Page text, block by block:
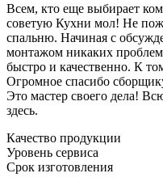
Всем, кто еще выбирает
советую Кухни мол! Не
спальню. Начиная с
монтажом никаких
быстро и качественно. К
Огромное спасибо
Это мастер своего дела!
здесь.
Качество продукции
Уровень сервиса
Срок изготовления